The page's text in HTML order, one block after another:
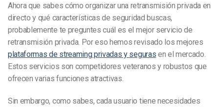
Ahora que sabes cómo organizar una retransmisión privada en
directo y qué características de seguridad buscas,
probablemente te preguntes cuál es el mejor servicio de
retransmisión privada. Por eso hemos revisado los mejores
plataformas de streaming privadas y seguras en el mercado.
Estos servicios son competidores veteranos y robustos que
ofrecen varias funciones atractivas.
Sin embargo, como sabes, cada usuario tiene necesidades